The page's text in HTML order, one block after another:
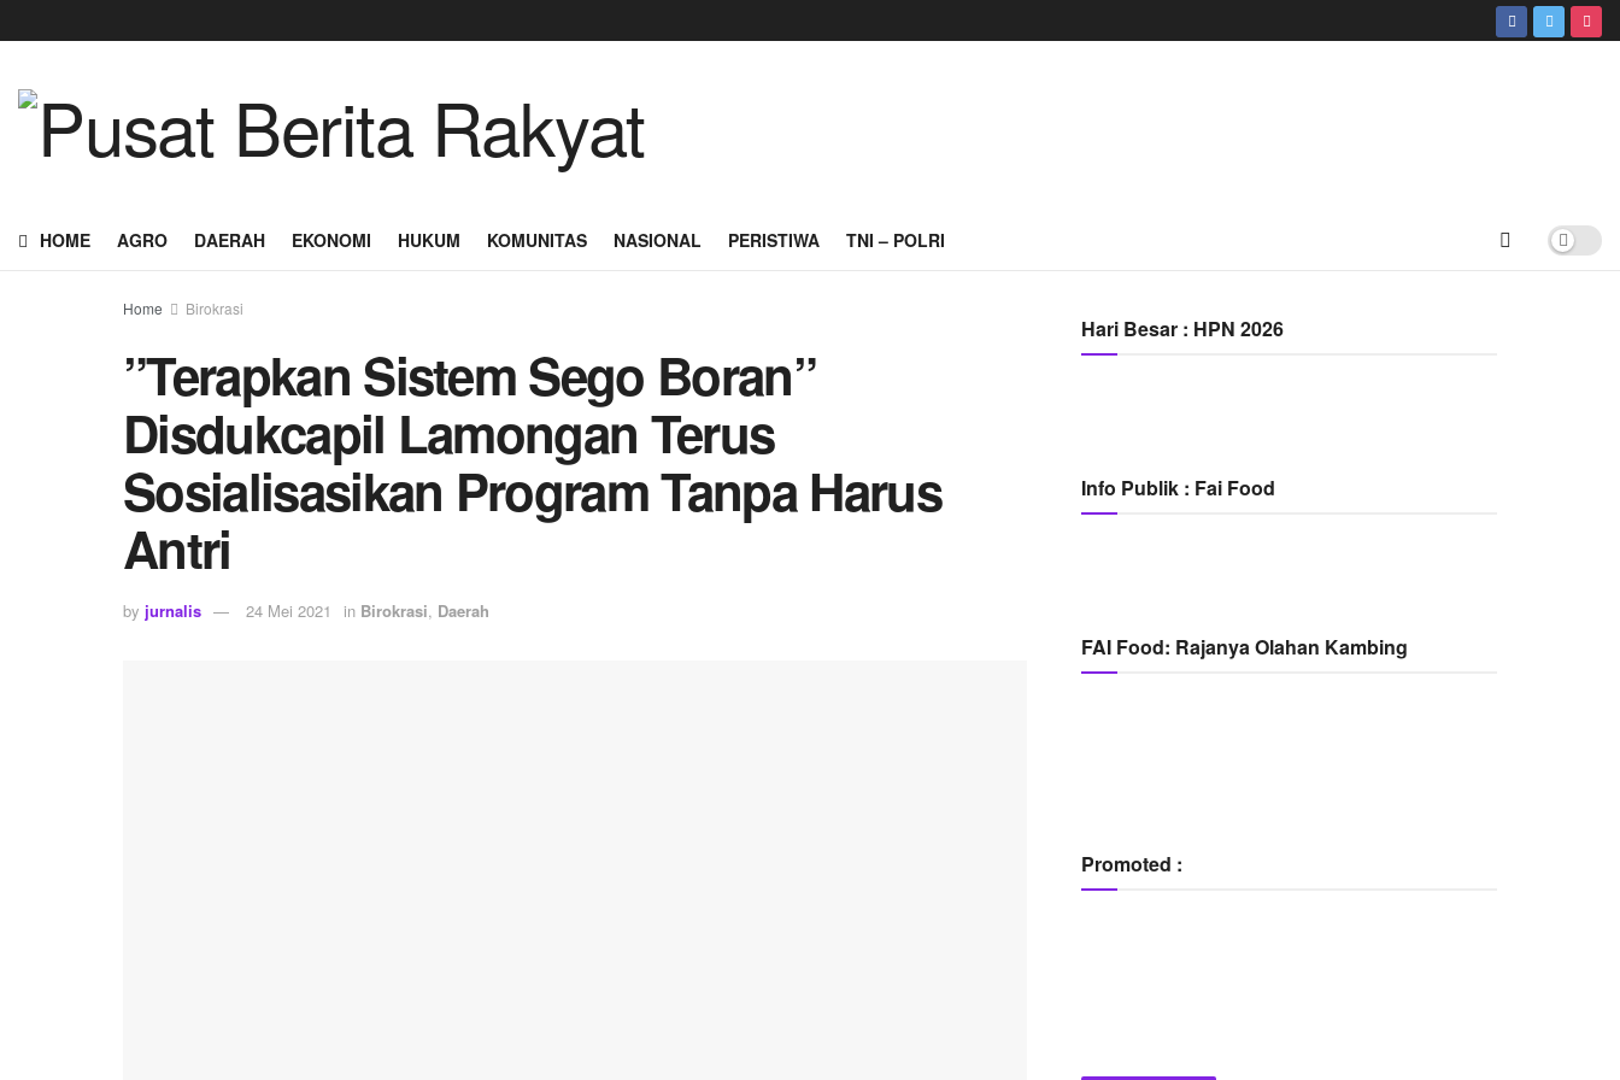
HOME AGRO DAERAH EKONOMI HUKUM KOMUNITAS NASIONAL PERISTIWA TNI – POLRI
Home Birokrasi
”Terapkan Sistem Sego Boran”
Disdukcapil Lamongan Terus
Sosialisasikan Program Tanpa Harus
Antri
by jurnalis 24 Mei 2021 in Birokrasi, Daerah
Hari Besar : HPN 2026
Info Publik : Fai Food
FAI Food: Rajanya Olahan Kambing
Promoted :